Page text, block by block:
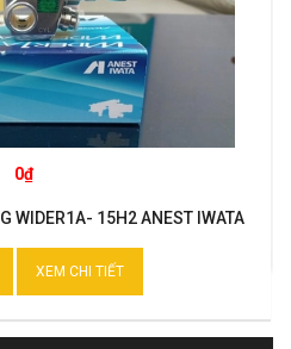
0₫
WIDER1A- 15H2 ANEST IWATA
XEM CHI TIẾT